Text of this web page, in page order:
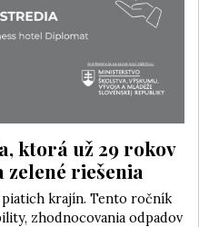
ktorá už 29 rokov
zelené riešenia
krajín. Tento ročník
zhodnocovania odpadov